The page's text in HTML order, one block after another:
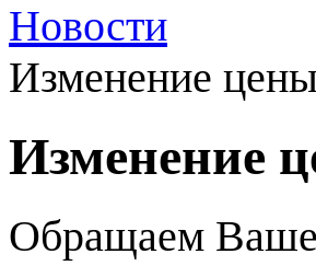
Новости
Изменение цены
Изменение
Обращаем Ваше